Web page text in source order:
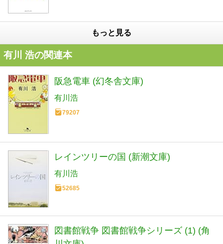
もっと見る
有川 浩の関連本
阪急電車 (幻冬舎文庫)
有川浩
79207
レインツリーの国 (新潮文庫)
有川浩
52685
図書館戦争 図書館戦争シリーズ (1) (角